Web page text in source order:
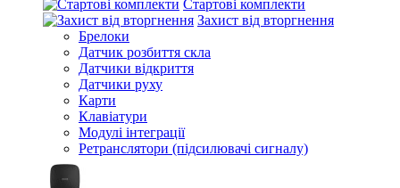
Стартові комплекти
Захист від вторгнення
Брелоки
Датчик розбиття скла
Датчики відкриття
Датчики руху
Карти
Клавіатури
Модулі інтеграції
Ретранслятори (підсилювачі сигналу)